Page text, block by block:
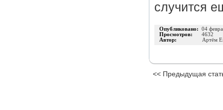
случится
Опубликовано: 04
Просмотров: 4632
Автор:
Артём
<< Предыдущая